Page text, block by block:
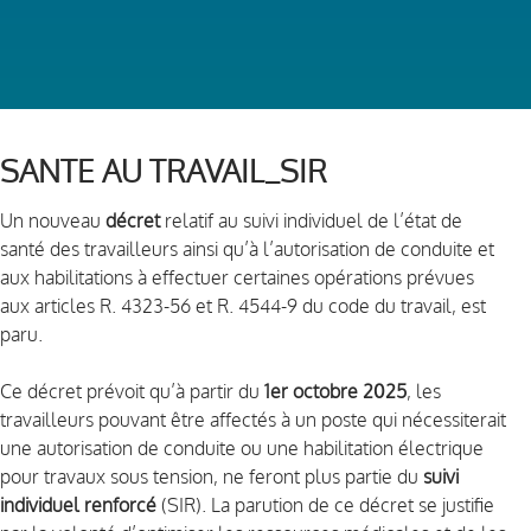
SANTE AU TRAVAIL_SIR
Un nouveau décretrelatif au suivi individuel de l’état de
santé des travailleurs ainsi qu’à l’autorisation de conduite et
aux habilitations à effectuer certaines opérations prévues
aux articles R. 4323-56 et R. 4544-9 du code du travail, est
paru.
Ce décret prévoit qu’à partir du 1er octobre 2025, les
travailleurs pouvant être affectés à un poste qui nécessiterait
une autorisation de conduite ou une habilitation électrique
pour travaux sous tension, ne feront plus partie du suivi
individuel renforcé(SIR). La parution de ce décret se justifie